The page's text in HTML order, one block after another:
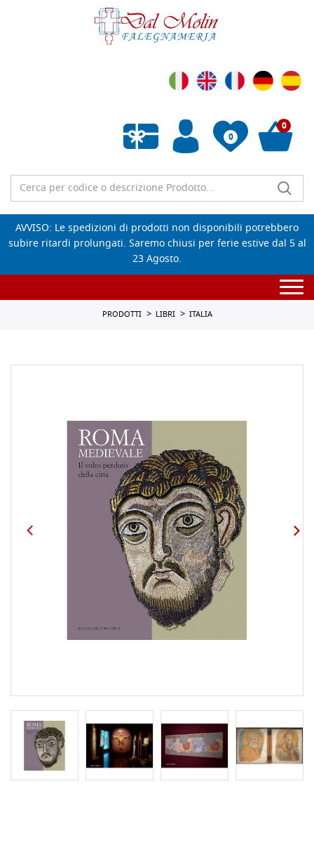
0
Wishlist vuota
0
AVVISO: Le spedizioni di prodotti non disponibili potrebbero
subire ritardi prolungati. Saremo chiusi per ferie estive dal 5 al
23 Agosto.
PRODOTTI LIBRI ITALIA